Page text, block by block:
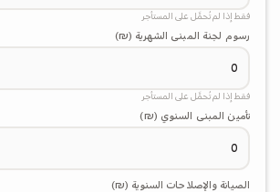
فقط إذا لم تُحمَّل على المستأجر
رسوم لجنة المبنى الشهرية (₪)
فقط إذا لم تُحمَّل على المستأجر
تأمين المبنى السنوي (₪)
الصيانة والإصلاحات السنوية (₪)